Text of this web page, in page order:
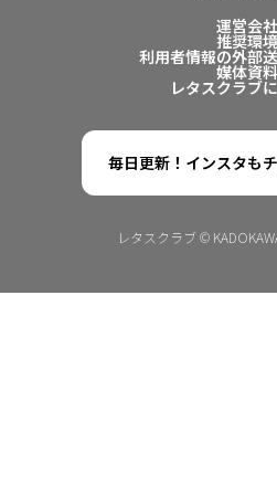
運営会社
推奨環境
利用者情報の外部
媒体資料
レタスクラブ
毎日更新！インスタも
レタスクラブ ©